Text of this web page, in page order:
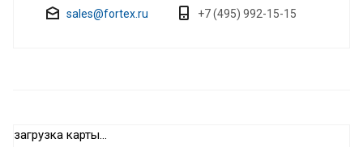
sales@fortex.ru +7 (495) 992-15-15
загрузка карты...